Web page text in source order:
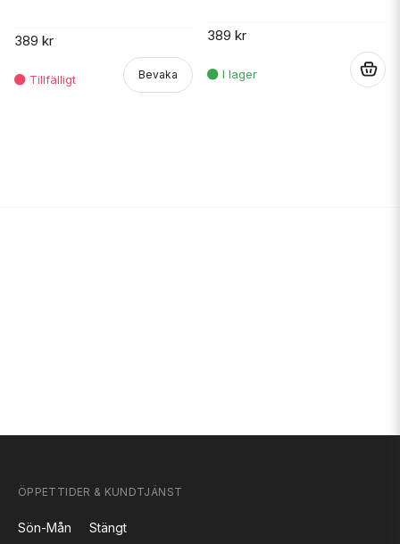
389 kr
Bevaka
389 kr
ÖPPETTIDER & KUNDTJÄNST
Sön-Mån
Stängt